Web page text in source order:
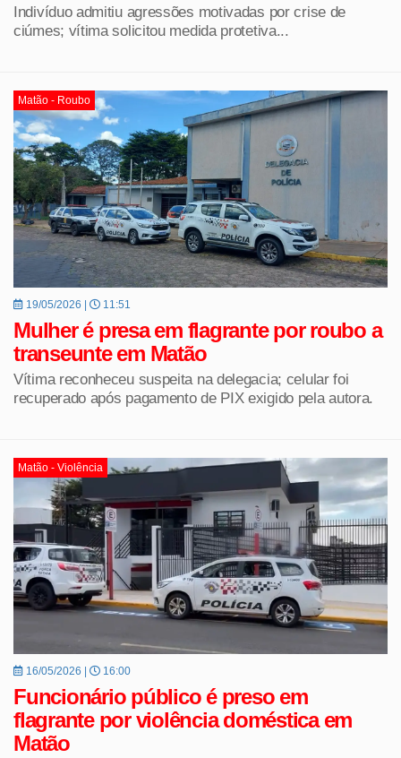
Indivíduo admitiu agressões motivadas por crise de
ciúmes; vítima solicitou medida protetiva...
Matão - Roubo
19/05/2026 | 11:51
Mulher é presa em flagrante por roubo a
transeunte em Matão
Vítima reconheceu suspeita na delegacia; celular foi
recuperado após pagamento de PIX exigido pela autora.
Matão - Violência
16/05/2026 | 16:00
Funcionário público é preso em
flagrante por violência doméstica em
Matão